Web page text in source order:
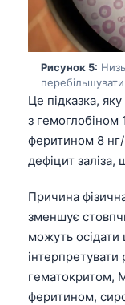
Рисунок 5:
Це підказка,
з гемоглобіном
феритином 8
дефіцит
Причина
зменшує
можуть
інтерпретувати
гематокритом,
феритином,